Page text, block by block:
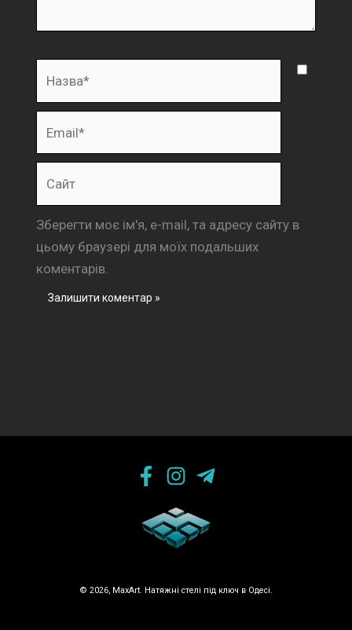
Зберегти моє ім'я, e-mail, та адресу сайту в
цьому браузері для моїх подальших
коментарів.
© 2026, MaxArt. Натяжні стелі під ключ в Одесі.